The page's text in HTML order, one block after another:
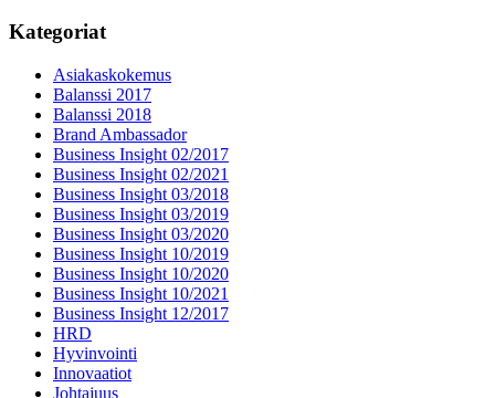
Kategoriat
Asiakaskokemus
Balanssi 2017
Balanssi 2018
Brand Ambassador
Business Insight 02/2017
Business Insight 02/2021
Business Insight 03/2018
Business Insight 03/2019
Business Insight 03/2020
Business Insight 10/2019
Business Insight 10/2020
Business Insight 10/2021
Business Insight 12/2017
HRD
Hyvinvointi
Innovaatiot
Johtajuus